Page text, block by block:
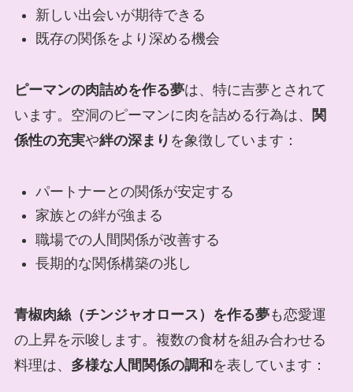
新しい出会いが期待できる
既存の関係をより深める機会
ピーマンの肉詰めを作る夢は、特に吉夢とされて
います。空洞のピーマンに肉を詰める行為は、
関
係性の充実や絆の深まり を象徴しています：
パートナーとの関係が安定する
家族との絆が強まる
職場での人間関係が改善する
長期的な関係構築の兆し
青椒肉絲（チンジャオロース）を作る夢も恋愛運
の上昇を示唆します。複数の食材を組み合わせる
料理は、 多様な人間関係の調和 を表しています：